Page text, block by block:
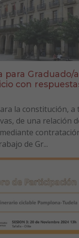
para Graduado/
con
la constitución, a
de una relación
de Gr...